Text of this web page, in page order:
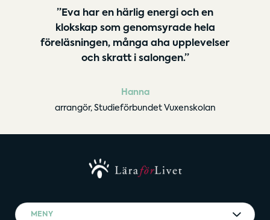
”Eva har en härlig energi och en
klokskap som genomsyrade hela
föreläsningen, många aha upplevelser
och skratt i salongen.”
Hanna
arrangör, Studieförbundet Vuxenskolan
MENY